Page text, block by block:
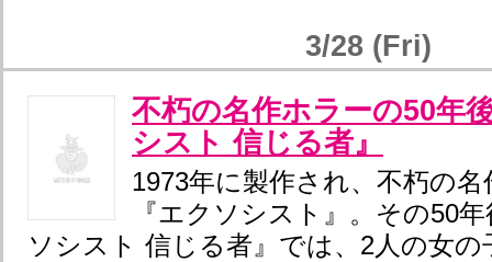
3/28 (Fri)
不朽の名作ホラーの50年
シスト 信じる者』
1973年に製作され、不朽の
『エクソシスト』。その50
ソシスト 信じる者』では、2人の女の